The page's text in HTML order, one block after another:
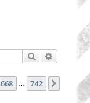
Cerca Ricerca
668 742